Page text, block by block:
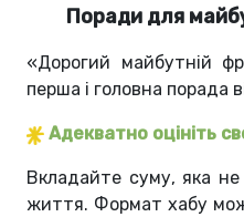
Поради для
«Дорогий майбутній
перша і головна порада
Адекватно оцініть
Вкладайте суму, яка
життя. Формат хабу